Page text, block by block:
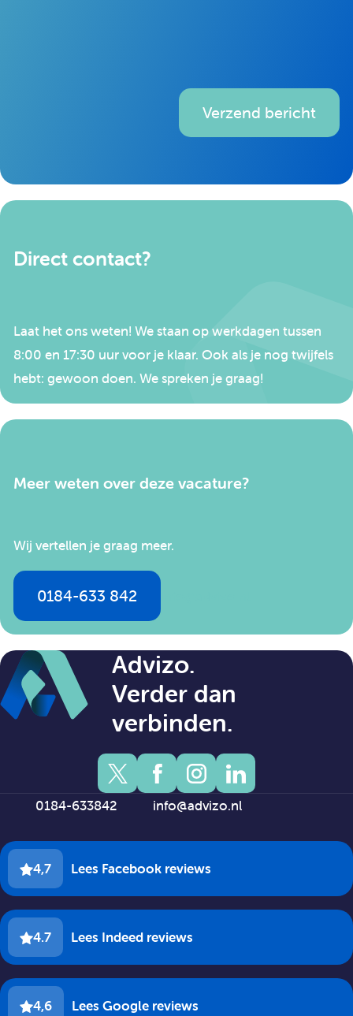
Verzend bericht
Direct contact?
Laat het ons weten! We staan op werkdagen tussen
8:00 en 17:30 uur voor je klaar. Ook als je nog twijfels
hebt: gewoon doen. We spreken je graag!
Meer weten over deze vacature?
Wij vertellen je graag meer.
0184-633 842
Advizo.
Verder dan
verbinden.
0184-633842 info@advizo.nl
4,7 Lees Facebook reviews
4.7 Lees Indeed reviews
4,6 Lees Google reviews